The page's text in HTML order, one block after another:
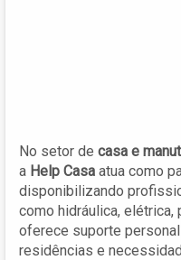
No setor de casa e
a Help Casa atua como
disponibilizando
como hidráulica,
oferece suporte
residências e